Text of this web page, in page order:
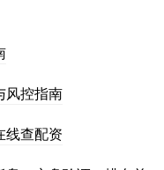
风控指南
线查配资